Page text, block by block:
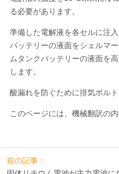
る必要があります。
準備した電解液を各セルに注
バッテリーの液面をシェルマ
ムタンクバッテリーの液面を
します。
酸漏れを防ぐために排気ボルト
このページには、機械翻訳の
前の記事：